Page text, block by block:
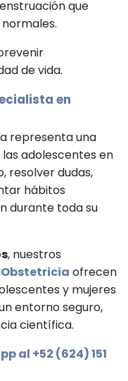
que
de vida.
en
representa una
adolescentes en
resolver dudas,
hábitos
durante toda su
, nuestros
ofrecen
y mujeres
entorno seguro,
científica.
al +52 (624) 151